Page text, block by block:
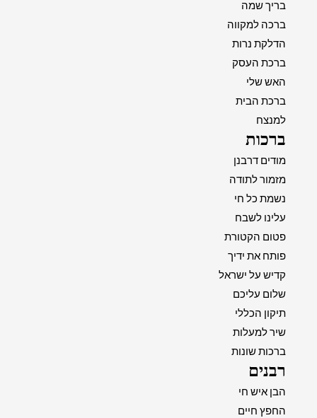
בריך שמה
ברכה למקווה
הדלקת נרות
ברכת העסק
האש שלי
ברכת הבית
למנצח
ברכות
מודים דרבנן
מזמור לתודה
נשמת כל חי
עלינו לשבח
פטום הקטורת
פותח את ידיך
קדיש על ישראל
שלום עליכם
תיקון הכללי
שיר למעלות
ברכות שונות
רבנים
הבן איש חי
החפץ חיים